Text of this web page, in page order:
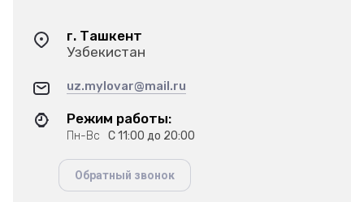
г. Ташкент
Узбекистан
uz.mylovar@mail.ru
Режим работы:
Пн-Вс С 11:00 до 20:00
Обратный звонок